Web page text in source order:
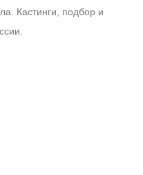
Кастинги, подбор и